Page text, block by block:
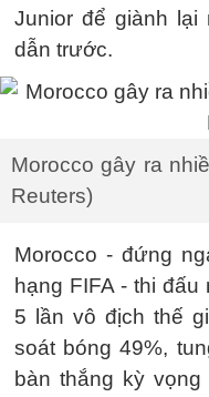
Junior để giành lại
dẫn trước.
Morocco gây ra
Reuters)
Morocco - đứng
hạng FIFA - thi
5 lần vô địch thế
soát bóng 49%,
bàn thắng kỳ